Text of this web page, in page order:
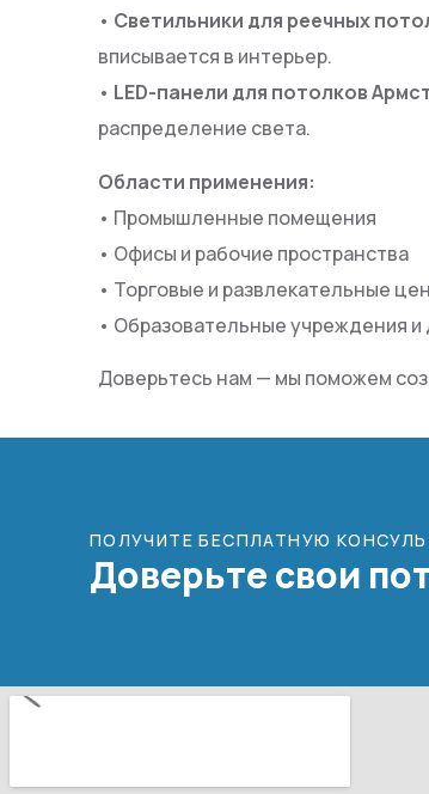
• Светильники для реечных
вписывается в интерьер.
• LED-панели для потолков
распределение света.
Области применения:
• Промышленные помещения
• Офисы и рабочие пространства
• Торговые и развлекательные
• Образовательные учреждения и
Доверьтесь нам — мы поможем
ПОЛУЧИТЕ БЕСПЛАТНУЮ
Доверьте свои